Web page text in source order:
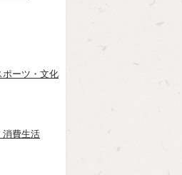
ポーツ・文化
消費生活